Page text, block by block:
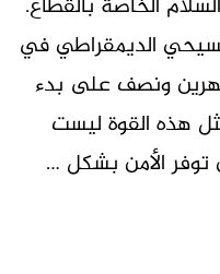
الديمقراطي في
ونصف على بدء
هذه القوة ليست
الأمن بشكل …